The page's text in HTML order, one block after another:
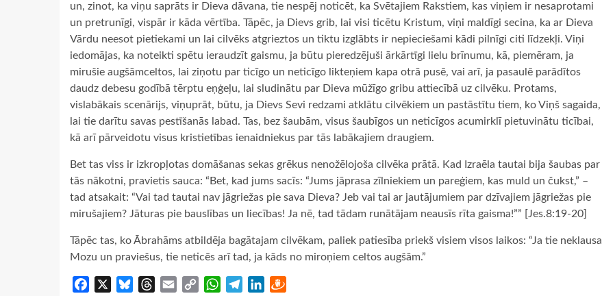
un, zinot, ka viņu saprāts ir Dieva dāvana, tie nespēj noticēt, ka Svētajiem Rakstiem, kas viņiem ir nesaprotami
un pretrunīgi, vispār ir kāda vērtība. Tāpēc, ja Dievs grib, lai visi ticētu Kristum, viņi maldīgi secina, ka ar Dieva
Vārdu neesot pietiekami un lai cilvēks atgrieztos un tiktu izglābts ir nepieciešami kādi pilnīgi citi līdzekļi. Viņi
iedomājas, ka noteikti spētu ieraudzīt gaismu, ja būtu pieredzējuši ārkārtīgi lielu brīnumu, kā, piemēram, ja
mirušie augšāmceltos, lai ziņotu par ticīgo un neticīgo likteņiem kapa otrā pusē, vai arī, ja pasaulē parādītos
daudz debesu godībā tērptu eņģeļu, lai sludinātu par Dieva mūžīgo gribu attiecībā uz cilvēku. Protams,
vislabākais scenārijs, viņuprāt, būtu, ja Dievs Sevi redzami atklātu cilvēkiem un pastāstītu tiem, ko Viņš sagaida,
lai tie darītu savas pestīšanās labad. Tas, bez šaubām, visus šaubīgos un neticīgos acumirklī pietuvinātu ticībai,
kā arī pārveidotu visus kristietības ienaidniekus par tās labākajiem draugiem.
Bet tas viss ir izkropļotas domāšanas sekas grēkus nenožēlojoša cilvēka prātā. Kad Izraēla tautai bija šaubas par
tās nākotni, pravietis sauca: “Bet, kad jums sacīs: “Jums jāprasa zīlniekiem un pareģiem, kas muld un čukst,” –
tad atsakait: “Vai tad tautai nav jāgriežas pie sava Dieva? Jeb vai tai ar jautājumiem par dzīvajiem jāgriežas pie
mirušajiem? Jāturas pie bauslības un liecības! Ja nē, tad tādam runātājam neausīs rīta gaisma!”” [Jes.8:19-20]
Tāpēc tas, ko Ābrahāms atbildēja bagātajam cilvēkam, paliek patiesība priekš visiem visos laikos: “Ja tie neklausa
Mozu un praviešus, tie neticēs arī tad, ja kāds no miroņiem celtos augšām.”
Facebook BlueskyThreads
Email
Copy
WhatsApp
TelegramLinkedIn